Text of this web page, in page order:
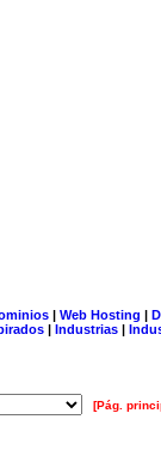
| Web Hosting |
| Industrias |
[Pág.